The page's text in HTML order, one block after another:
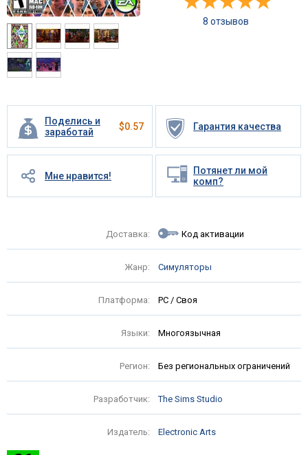
Поделись и
заработай
$0.57 Гарантия качества
Мне нравится!
Потянет ли мой
комп?
Доставка: Код активации
Жанр: Симуляторы
Платформа: PC / Своя
Языки: Многоязычная
Регион: Без региональных ограничений
Разработчик: The Sims Studio
Издатель: Electronic Arts
8 отзывов